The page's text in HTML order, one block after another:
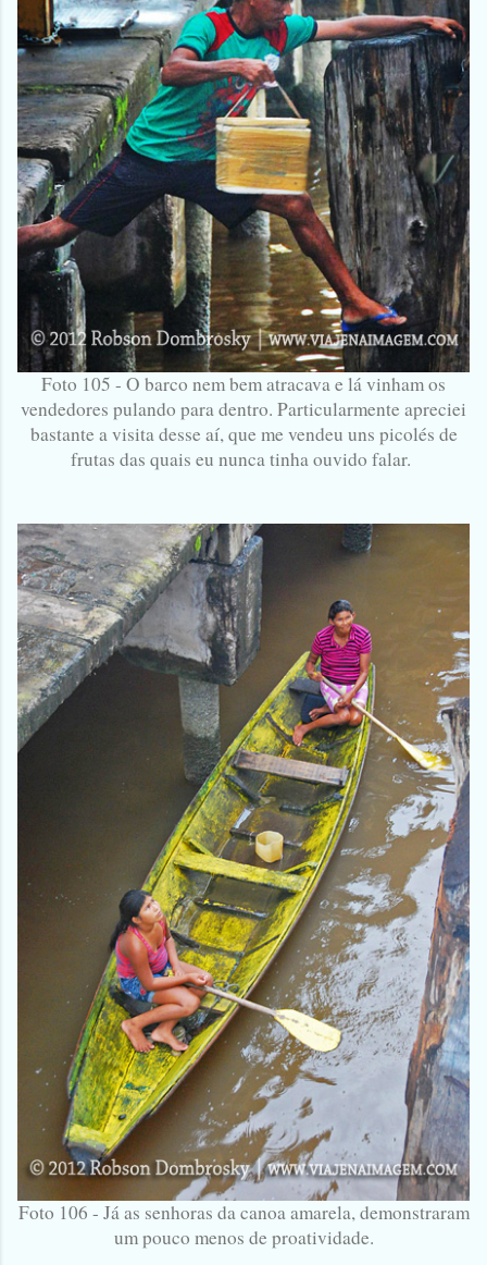
Foto 105 - O barco nem bem atracava e lá vinham os
vendedores pulando para dentro. Particularmente apreciei
bastante a visita desse aí, que me vendeu uns picolés de
frutas das quais eu nunca tinha ouvido falar.
Foto 106 - Já as senhoras da canoa amarela, demonstraram
um pouco menos de proatividade.